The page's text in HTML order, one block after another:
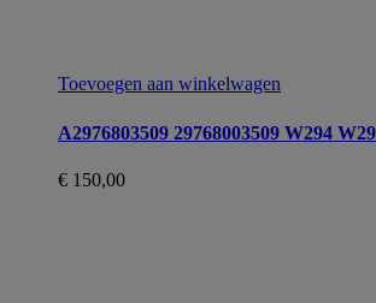
Toevoegen aan winkelwagen
A2976803509 29768003509 W294
€ 150,00